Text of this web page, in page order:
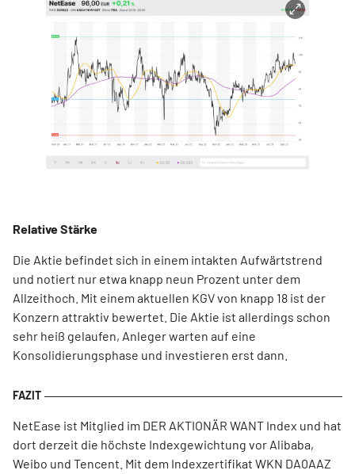
Relative Stärke
Die Aktie befindet sich in einem intakten Aufwärtstrend
und notiert nur etwa knapp neun Prozent unter dem
Allzeithoch. Mit einem aktuellen KGV von knapp 18 ist der
Konzern attraktiv bewertet. Die Aktie ist allerdings schon
sehr heiß gelaufen, Anleger warten auf eine
Konsolidierungsphase und investieren erst dann.
NetEase ist Mitglied im DER AKTIONÄR WANT Index und hat
dort derzeit die höchste Indexgewichtung vor Alibaba,
Weibo und Tencent. Mit dem Indexzertifikat WKN DA0AAZ